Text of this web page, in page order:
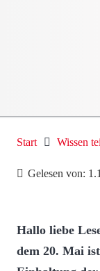
Start Wissen
Gelesen von:
Hallo liebe
dem 20. Mai